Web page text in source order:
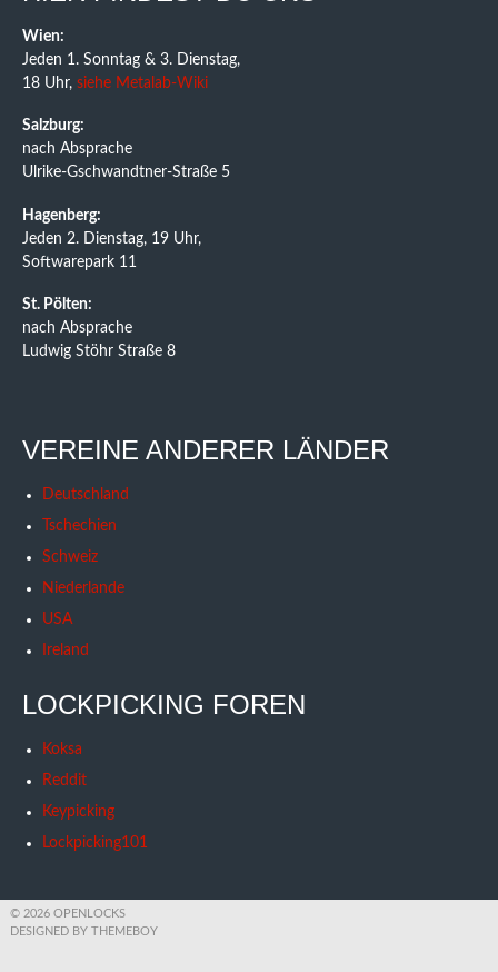
Wien:
Jeden 1. Sonntag & 3. Dienstag,
18 Uhr, siehe Metalab-Wiki
Salzburg:
nach Absprache
Ulrike-Gschwandtner-Straße 5
Hagenberg:
Jeden 2. Dienstag, 19 Uhr,
Softwarepark 11
St. Pölten:
nach Absprache
Ludwig Stöhr Straße 8
VEREINE ANDERER LÄNDER
Deutschland
Tschechien
Schweiz
Niederlande
USA
Ireland
LOCKPICKING FOREN
Koksa
Reddit
Keypicking
Lockpicking101
© 2026 OPENLOCKS
DESIGNED BY THEMEBOY